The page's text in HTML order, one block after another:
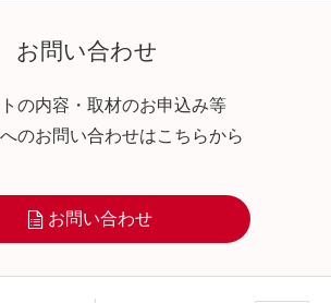
お問い合わせ
の内容・取材のお申込み等
のお問い合わせはこちらから
お問い合わせ